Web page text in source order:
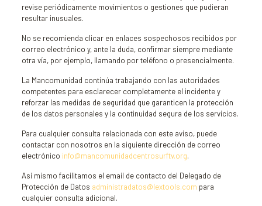
revise periódicamente movimientos o gestiones que pudieran
resultar inusuales.
No se recomienda clicar en enlaces sospechosos recibidos por
correo electrónico y, ante la duda, confirmar siempre mediante
otra vía, por ejemplo, llamando por teléfono o presencialmente.
La Mancomunidad continúa trabajando con las autoridades
competentes para esclarecer completamente el incidente y
reforzar las medidas de seguridad que garanticen la protección
de los datos personales y la continuidad segura de los servicios.
Para cualquier consulta relacionada con este aviso, puede
contactar con nosotros en la siguiente dirección de correo
electrónico info@mancomunidadcentrosurftv.org.
Así mismo facilitamos el email de contacto del Delegado de
Protección de Datos administradatos@lextools.com para
cualquier consulta adicional.